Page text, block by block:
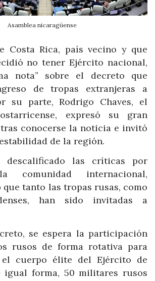
Asamblea nicaragüense
Costa Rica, país vecino y que
no tener Ejército nacional,
nota” sobre el decreto que
de tropas extranjeras a
su parte, Rodrigo Chaves, el
expresó su gran
conocerse la noticia e invitó
de la región.
descalificado las críticas por
internacional,
tanto las tropas rusas, como
han sido invitadas a
se espera la participación
rusos de forma rotativa para
cuerpo élite del Ejército de
igual forma, 50 militares rusos